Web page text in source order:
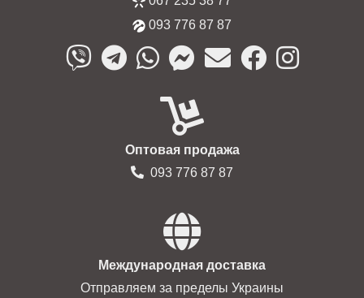
093 776 87 87
Оптовая продажа
093 776 87 87
Международная доставка
Отправляем за пределы Украины